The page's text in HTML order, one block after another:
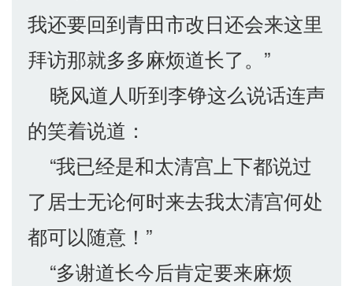
我还要回到青田市改日还会来这里
拜访那就多多麻烦道长了。”
晓风道人听到李铮这么说话连声
的笑着说道：
“我已经是和太清宫上下都说过
了居士无论何时来去我太清宫何处
都可以随意！”
“多谢道长今后肯定要来麻烦